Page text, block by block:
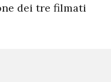
dei tre filmati